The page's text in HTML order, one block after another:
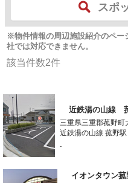
スポ
※物件情報の周辺施設紹介のペー
社では対応できません。
該当件数2件
近鉄湯の山線
三重県三重郡菰野町
近鉄湯の山線 菰野駅
-
イオンタウン菰